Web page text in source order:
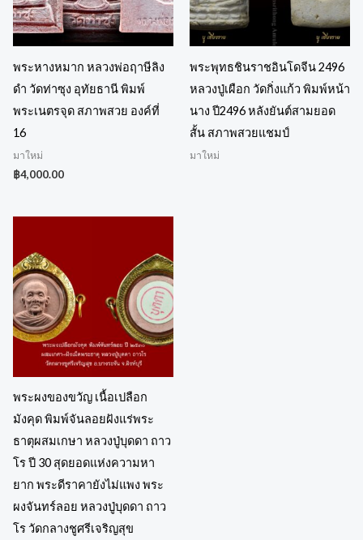
พระหางหมาก หลวงพ่อฤาษีลิง
ดำ วัดท่าซุง อุทัยธานี พิมพ์
พระเนตรจุด สภาพสวย องค์ที่
16
มาใหม่
฿4,000.00
พระพุทธชินราชอินโดจีน 2496
หลวงปู่เผือก วัดกิ่งแก้ว พิมพ์หน้า
นาง ปี2496 หลังยันต์สามยอด
สั้น สภาพสวยแชมป์
มาใหม่
พระผงของขวัญ เนื้อเปลือก
มังคุด พิมพ์จันลอยฝังแร่พระ
ธาตุผสมเกษา หลวงปู่บุดดา ถาว
โร ปี 30 สุดยอดแห่งความหา
ยาก พระดีราคายังไม่แพง พระ
ผงจันทร์ลอย หลวงปู่บุดดา ถาว
โร วัดกลางชูศรีเจริญสุข